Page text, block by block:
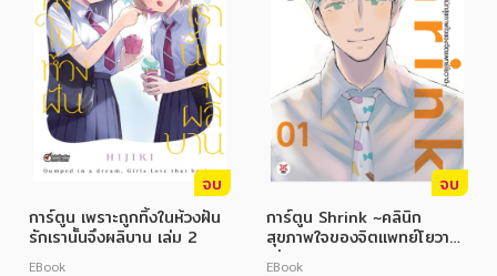
จบ
การ์ตูน เพราะถูกทิ้งในห้วงฝัน
รักเรานั้นจึงผลิบาน เล่ม 2
EBook
จบ
การ์ตูน Shrink ~คลินิก
สุขภาพใจของจิตแพทย์โยวาอิ~
เล่ม 1
EBook